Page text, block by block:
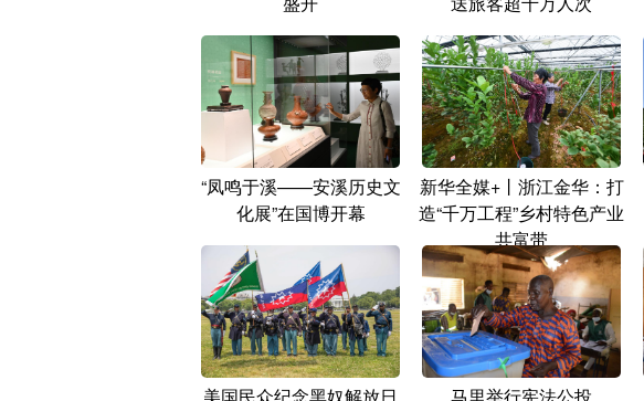
“凤鸣于溪——安溪历史文
化展”在国博开幕
新华全媒+丨浙江金华：打
造“千万工程”乡村特色产业
共富带